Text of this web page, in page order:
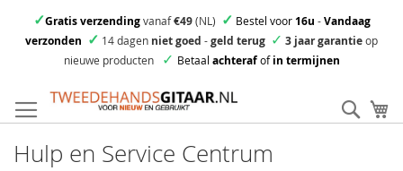
✓Gratis verzendingvanaf€49(NL) ✓ Bestel voor16u -Vandaag
verzonden ✓ 14 dagen niet goed -geld terug ✓ 3 jaar garantieop
nieuwe producten
✓ Betaal achterafofin termijnen
direct
door
de
Hulp en Service Centrum